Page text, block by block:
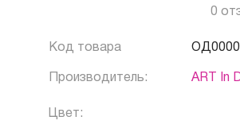
0
Код товара
Производитель: ART In
Цвет: